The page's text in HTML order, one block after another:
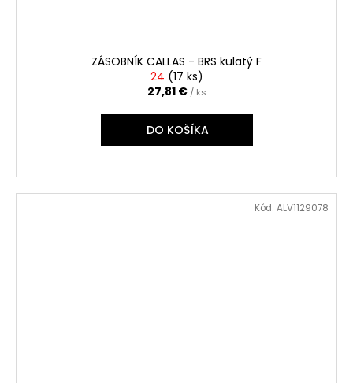
ZÁSOBNÍK CALLAS - BRS kulatý F
24 (17 ks)
27,81 € / ks
DO KOŠÍKA
Kód: ALV1129078